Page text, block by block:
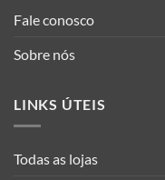
Fale conosco
Sobre nós
LINKS ÚTEIS
Todas as lojas